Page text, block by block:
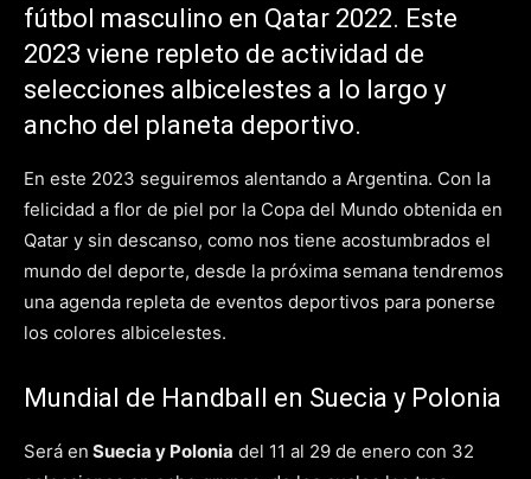
fútbol masculino en Qatar 2022. Este
2023 viene repleto de actividad de
selecciones albicelestes a lo largo y
ancho del planeta deportivo.
En este 2023 seguiremos alentando a Argentina. Con la
felicidad a flor de piel por la Copa del Mundo obtenida en
Qatar y sin descanso, como nos tiene acostumbrados el
mundo del deporte, desde la próxima semana tendremos
una agenda repleta de eventos deportivos para ponerse
los colores albicelestes.
Mundial de Handball en Suecia y Polonia
Será en Suecia y Polonia del 11 al 29 de enero con 32